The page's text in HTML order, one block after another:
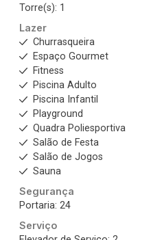
Torre(s): 1
Lazer
Churrasqueira
Espaço Gourmet
Fitness
Piscina Adulto
Piscina Infantil
Playground
Quadra Poliesportiva
Salão de Festa
Salão de Jogos
Sauna
Segurança
Portaria: 24
Serviço